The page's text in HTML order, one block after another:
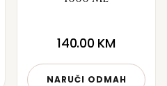
140.00 KM
NARUČI ODMAH